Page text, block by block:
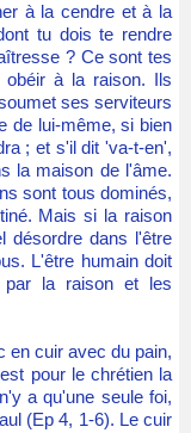
à la cendre et à la
tu dois te rendre
? Ce sont tes
obéir à la raison. Ils
ses serviteurs
de lui-même, si bien
; et s'il dit 'va-t-en',
la maison de l'âme.
sont tous dominés,
Mais si la raison
désordre dans l'être
L'être humain doit
la raison et les
en cuir avec du pain,
pour le chrétien la
a qu'une seule foi,
(Ep 4, 1-6). Le cuir